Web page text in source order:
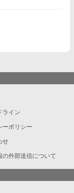
ライン
ーポリシー
せ
の外部送信について